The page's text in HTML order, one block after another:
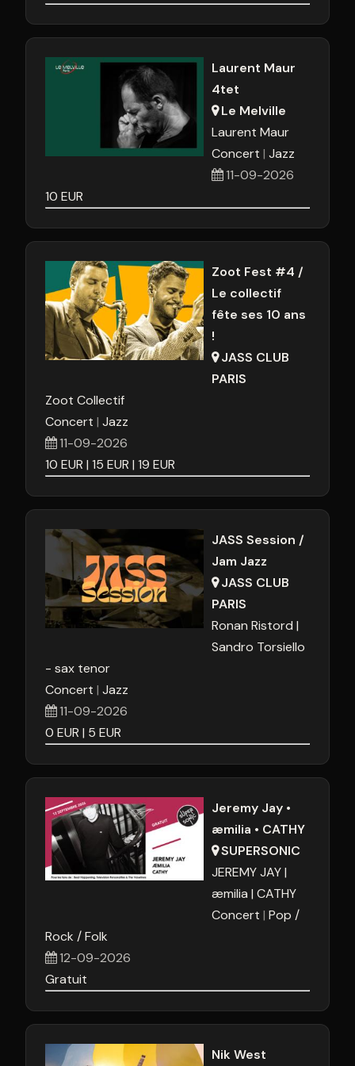
Laurent Maur
4tet
Le Melville
Laurent Maur
Concert Jazz
11-09-2026
10 EUR
Zoot Fest #4 /
Le collectif
fête ses 10 ans
!
JASS CLUB
PARIS
Zoot Collectif
Concert Jazz
11-09-2026
10 EUR 15 EUR 19 EUR
JASS Session /
Jam Jazz
JASS CLUB
PARIS
Ronan Ristord
Sandro Torsiello
- sax tenor
Concert Jazz
11-09-2026
0 EUR 5 EUR
Jeremy Jay •
æmilia • CATHY
SUPERSONIC
JEREMY JAY
æmilia CATHY
Concert Pop /
Rock / Folk
12-09-2026
Gratuit
Nik West